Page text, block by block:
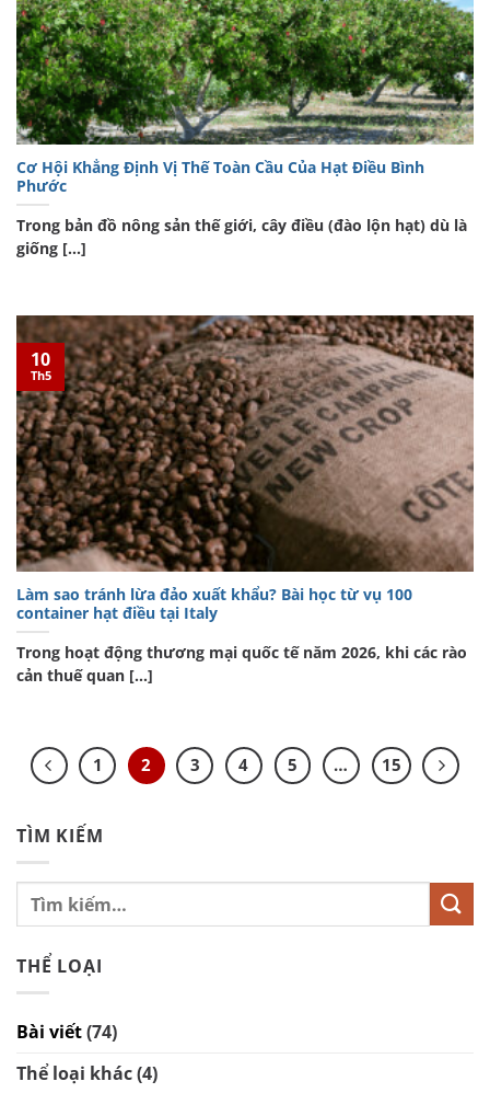
Cơ Hội Khẳng Định Vị Thế Toàn Cầu Của Hạt Điều Bình
Phước
Trong bản đồ nông sản thế giới, cây điều (đào lộn hạt) dù là
giống [...]
Làm sao tránh lừa đảo xuất khẩu? Bài học từ vụ 100
container hạt điều tại Italy
Trong hoạt động thương mại quốc tế năm 2026, khi các rào
cản thuế quan [...]
10
Th5
1 2 3 4 5 … 15
TÌM KIẾM
THỂ LOẠI
Bài viết(74)
Thể loại khác(4)